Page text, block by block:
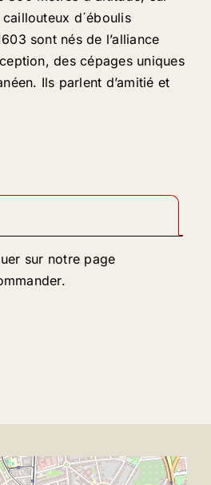
d´éboulis
sont nés de l’alliance
des cépages uniques
Ils parlent d’amitié et
sur notre page